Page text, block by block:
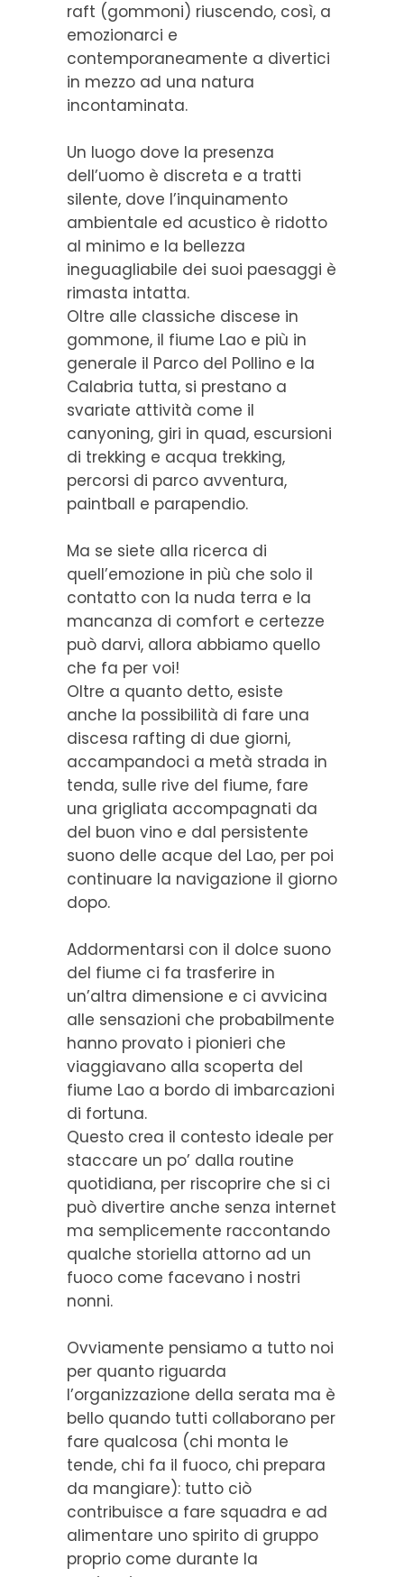
raft (gommoni) riuscendo, così, a
emozionarci e
contemporaneamente a divertici
in mezzo ad una natura
incontaminata.
Un luogo dove la presenza
dell’uomo è discreta e a tratti
silente, dove l’inquinamento
ambientale ed acustico è ridotto
al minimo e la bellezza
ineguagliabile dei suoi paesaggi è
rimasta intatta.
Oltre alle classiche discese in
gommone, il fiume Lao e più in
generale il Parco del Pollino e la
Calabria tutta, si prestano a
svariate attività come il
canyoning, giri in quad, escursioni
di trekking e acqua trekking,
percorsi di parco avventura,
paintball e parapendio.
Ma se siete alla ricerca di
quell’emozione in più che solo il
contatto con la nuda terra e la
mancanza di comfort e certezze
può darvi, allora abbiamo quello
che fa per voi!
Oltre a quanto detto, esiste
anche la possibilità di fare una
discesa rafting di due giorni,
accampandoci a metà strada in
tenda, sulle rive del fiume, fare
una grigliata accompagnati da
del buon vino e dal persistente
suono delle acque del Lao, per poi
continuare la navigazione il giorno
dopo.
Addormentarsi con il dolce suono
del fiume ci fa trasferire in
un’altra dimensione e ci avvicina
alle sensazioni che probabilmente
hanno provato i pionieri che
viaggiavano alla scoperta del
fiume Lao a bordo di imbarcazioni
di fortuna.
Questo crea il contesto ideale per
staccare un po’ dalla routine
quotidiana, per riscoprire che si ci
può divertire anche senza internet
ma semplicemente raccontando
qualche storiella attorno ad un
fuoco come facevano i nostri
nonni.
Ovviamente pensiamo a tutto noi
per quanto riguarda
l’organizzazione della serata ma è
bello quando tutti collaborano per
fare qualcosa (chi monta le
tende, chi fa il fuoco, chi prepara
da mangiare): tutto ciò
contribuisce a fare squadra e ad
alimentare uno spirito di gruppo
proprio come durante la